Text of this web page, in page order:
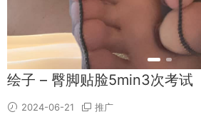
绘子 – 臀脚贴脸5min3次考试
2024-06-21 推广